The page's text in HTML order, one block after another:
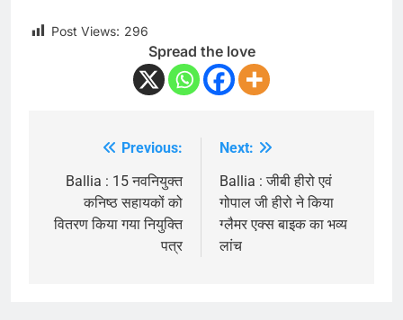
Post Views: 296
Spread the love
navigation
Previous:
Ballia : 15 नवनियुक्त
कनिष्ठ सहायकों को
वितरण किया गया नियुक्ति
पत्र
Next:
Ballia : जीबी हीरो एवं
गोपाल जी हीरो ने किया
ग्लैमर एक्स बाइक का भव्य
लांच